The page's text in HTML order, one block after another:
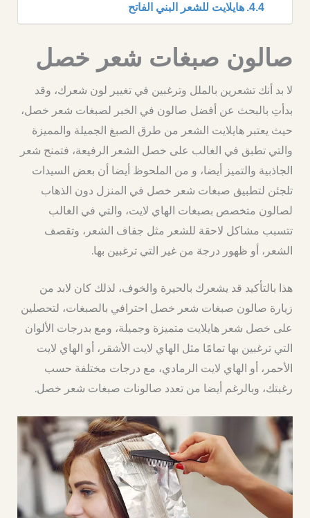
هايلايت للشعر البني الفاتح
صالون صبغات شعر خصل
لا بد أنك تشعرين بالملل وترغبين في تغيير لون شعرك، وقد
بدأتِ بالبحث عن أفضل صالون في الخبر لصبغات شعر خصل،
حيث يعتبر هايلايت الشعر من طرق الصبغ الجميلة والمميزة
والتي تطبق في الغالب على خصل الشعر الرفيعة، فتمنح شعر
الجاذبية والتميز أيضا، و من الملحوظ أيضا أن بعض السيدات
تلجئن لتطبيق صبغات شعر خصل في المنزل دون الذهاب
لصالون متخصص بصبغات الهاي لايت، والتي في الغالب
تتسبب مشاكل لاحقة للشعر مثل جفاف الشعر، وتقصف
الشعر، أو ظهور درجة من غير التي ترغبين بها.
هذا بالتأكيد قد يشعرك بالحيرة والخوف، لذلك كان لابد من
زيارة صالون صبغات شعر خصل احترافي بالصبغات، لتحصلين
على خصل شعر هايلايت متميزة وجميلة، ومع بدرجات الألوان
التي ترغبين بها تمامًا مثل الهاي لايت الأشقر، أو الهاي لايت
الأحمر، أو الهاي لايت الرمادي، مع درجات مختلفة حسب
رغبتك، وبالرغم أيضا من تعدد صالونات صبغات شعر خصل.